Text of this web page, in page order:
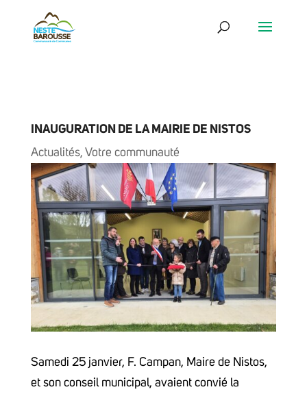
INAUGURATION DE LA MAIRIE DE NISTOS
Actualités, Votre communauté
Samedi 25 janvier, F. Campan, Maire de Nistos,
et son conseil municipal, avaient convié la